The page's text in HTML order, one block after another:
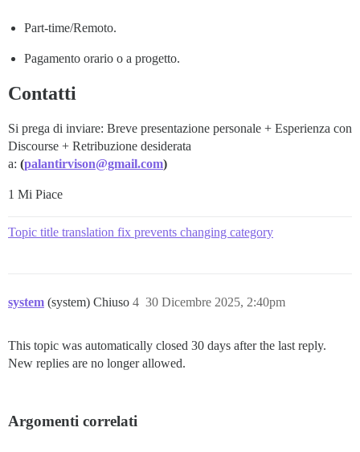
Part-time/Remoto.
Pagamento orario o a progetto.
Contatti
Si prega di inviare: Breve presentazione personale + Esperienza con
Discourse + Retribuzione desiderata
a: (palantirvison@gmail.com)
1 Mi Piace
Topic title translation fix prevents changing category
system (system) Chiuso 30 Dicembre 2025, 2:40pm
4
This topic was automatically closed 30 days after the last reply.
New replies are no longer allowed.
Argomenti correlati